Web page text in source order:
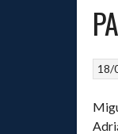
18/